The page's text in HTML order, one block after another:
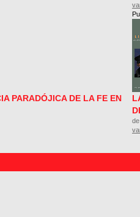
PARADÓJICA DE LA FE EN